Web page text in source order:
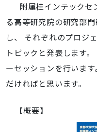
し
ま
し
2023-
12-
22T12:30:00+09:00
12-
22T19:30:00+09:00
附属桂インテックセ
る高等研究院の研究部
し、 それぞれのプロジ
トピックと発表します
ーセッションを行いま
だければと思います。
【概要】